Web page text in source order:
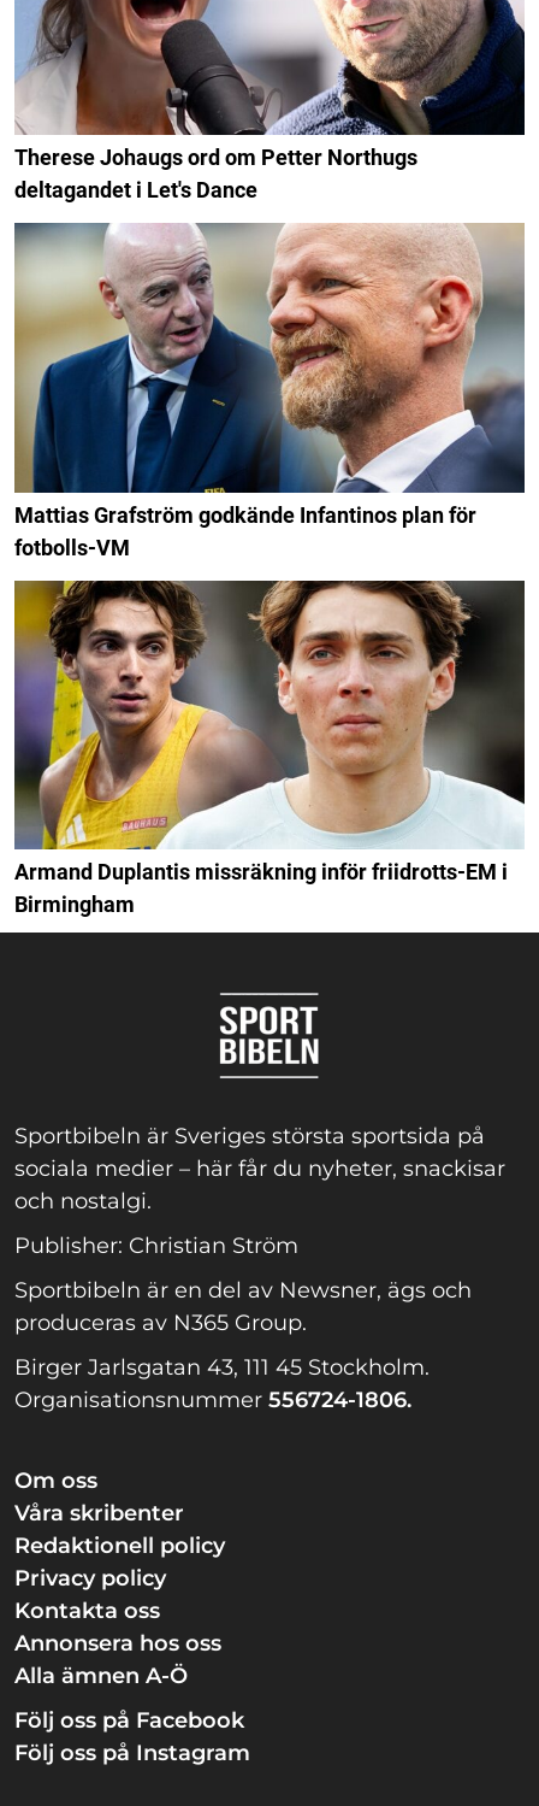
Therese Johaugs ord om Petter Northugs
deltagandet i Let's Dance
Mattias Grafström godkände Infantinos plan för
fotbolls-VM
Armand Duplantis missräkning inför friidrotts-EM i
Birmingham
Sportbibeln är Sveriges största sportsida på
sociala medier – här får du nyheter, snackisar
och nostalgi.
Publisher: Christian Ström
Sportbibeln är en del av Newsner, ägs och
produceras av N365 Group.
Birger Jarlsgatan 43, 111 45 Stockholm.
Organisationsnummer 556724-1806.
Om oss
Våra skribenter
Redaktionell policy
Privacy policy
Kontakta oss
Annonsera hos oss
Alla ämnen A-Ö
Följ oss på Facebook
Följ oss på Instagram